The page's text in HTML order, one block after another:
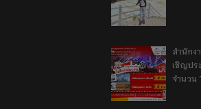
สำนักง
เชิญปร
จำนวน